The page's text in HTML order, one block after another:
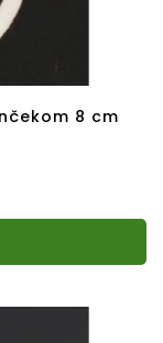
8 cm